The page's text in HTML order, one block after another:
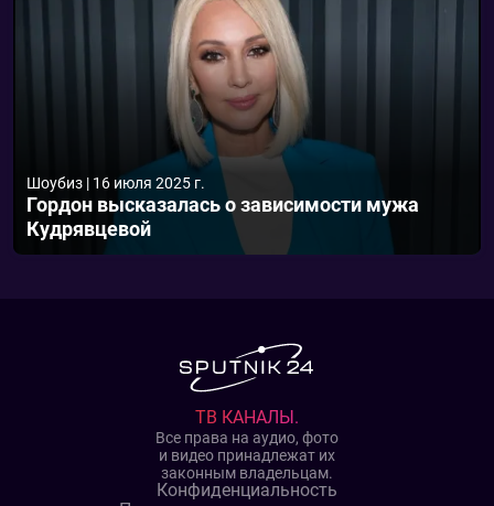
Шоубиз | 16 июля 2025 г.
Гордон высказалась о зависимости мужа
Кудрявцевой
ТВ КАНАЛЫ.
Все права на аудио, фото
и видео принадлежат их
законным владельцам.
Конфиденциальность